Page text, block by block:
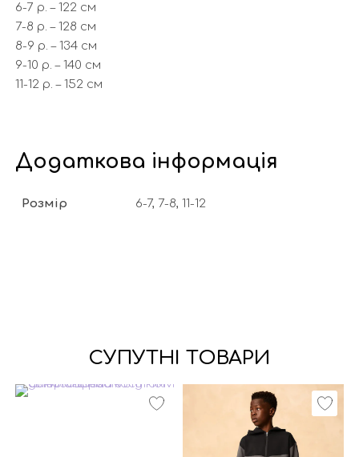
6-7 р. – 122 см
7-8 р. – 128 см
8-9 р. – 134 см
9-10 р. – 140 см
11-12 р. – 152 см
Додаткова інформація
Розмір 6-7, 7-8, 11-12
СУПУТНІ ТОВАРИ